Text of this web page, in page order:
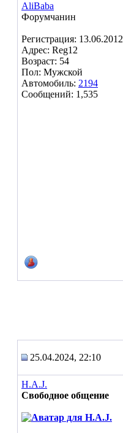
AliBaba
Форумчанин
Регистрация: 13.06.2012
Адрес: Reg12
Возраст: 54
Пол: Мужской
Автомобиль: 2194
Сообщений: 1,535
25.04.2024, 22:10
H.A.J.
Свободное общение